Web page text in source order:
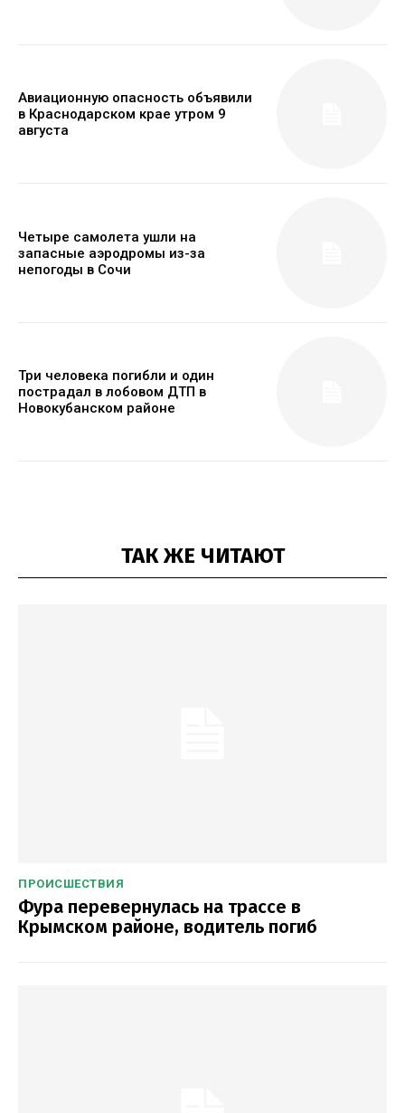
Авиационную опасность объявили
в Краснодарском крае утром 9
августа
Четыре самолета ушли на
запасные аэродромы из-за
непогоды в Сочи
Три человека погибли и один
пострадал в лобовом ДТП в
Новокубанском районе
ТАК ЖЕ ЧИТАЮТ
ПРОИСШЕСТВИЯ
Фура перевернулась на трассе в
Крымском районе, водитель погиб